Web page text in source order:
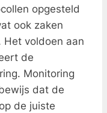
opgesteld
ook zaken
Het voldoen aan
de
Monitoring
dat de
de juiste